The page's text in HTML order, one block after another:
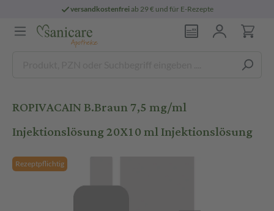
versandkostenfreiab 29 € und für E-Rezepte
ROPIVACAIN B.Braun 7,5 mg/ml
Injektionslösung 20X10 ml Injektionslösung
Rezeptpflichtig